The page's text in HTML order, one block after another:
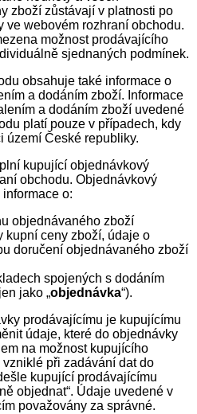
zboží zůstávají v platnosti po
ve webovém rozhraní obchodu.
možnost prodávajícího
sjednaných podmínek.
obsahuje také informace o
a dodáním zboží. Informace
a dodáním zboží uvedené
platí pouze v případech, kdy
území České republiky.
kupující objednávkový
obchodu. Objednávkový
o:
objednávaného zboží
kupní ceny zboží, údaje o
doručení objednávaného zboží
spojených s dodáním
jako „objednávka“).
prodávajícímu je kupujícímu
údaje, které do objednávky
na možnost kupujícího
při zadávání dat do
kupující prodávajícímu
objednat“. Údaje uvedené v
považovány za správné.